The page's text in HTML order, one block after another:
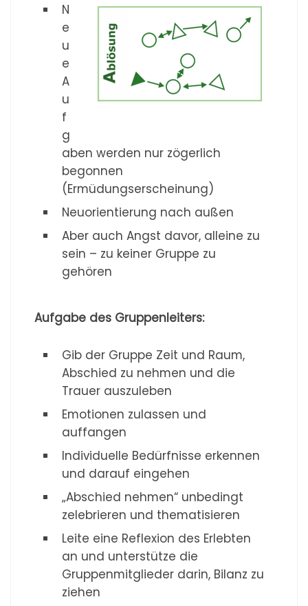
N
e
u
e
A
u
f
g
aben werden nur zögerlich
begonnen
(Ermüdungserscheinung)
Neuorientierung nach außen
Aber auch Angst davor, alleine zu
sein – zu keiner Gruppe zu
gehören
Aufgabe des Gruppenleiters:
Gib der Gruppe Zeit und Raum,
Abschied zu nehmen und die
Trauer auszuleben
Emotionen zulassen und
auffangen
Individuelle Bedürfnisse erkennen
und darauf eingehen
„Abschied nehmen“ unbedingt
zelebrieren und thematisieren
Leite eine Reflexion des Erlebten
an und unterstütze die
Gruppenmitglieder darin, Bilanz zu
ziehen